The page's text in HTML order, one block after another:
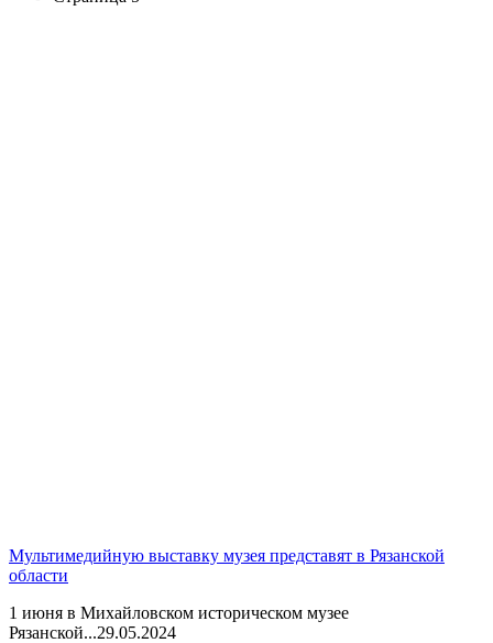
Мультимедийную выставку музея представят в Рязанской
области
1 июня в Михайловском историческом музее
Рязанской...29.05.2024